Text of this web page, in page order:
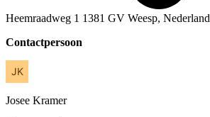
Heemraadweg 1 1381 GV Weesp, Nederland
Contactpersoon
Josee Kramer